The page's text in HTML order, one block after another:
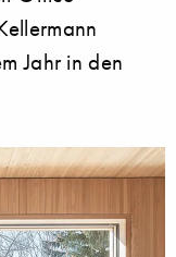
Jahr in den